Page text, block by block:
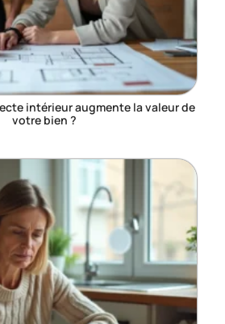
intérieur augmente la valeur de
votre bien ?